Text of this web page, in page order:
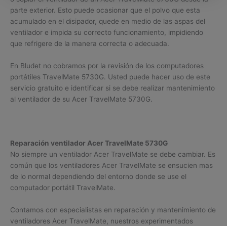
parte exterior. Esto puede ocasionar que el polvo que esta
acumulado en el disipador, quede en medio de las aspas del
ventilador e impida su correcto funcionamiento, impidiendo
que refrigere de la manera correcta o adecuada.
En Bludet no cobramos por la revisión de los computadores
portátiles TravelMate 5730G. Usted puede hacer uso de este
servicio gratuito e identificar si se debe realizar mantenimiento
al ventilador de su Acer TravelMate 5730G.
Reparación ventilador Acer TravelMate 5730G
No siempre un ventilador Acer TravelMate se debe cambiar. Es
común que los ventiladores Acer TravelMate se ensucien mas
de lo normal dependiendo del entorno donde se use el
computador portátil TravelMate.
Contamos con especialistas en reparación y mantenimiento de
ventiladores Acer TravelMate, nuestros experimentados